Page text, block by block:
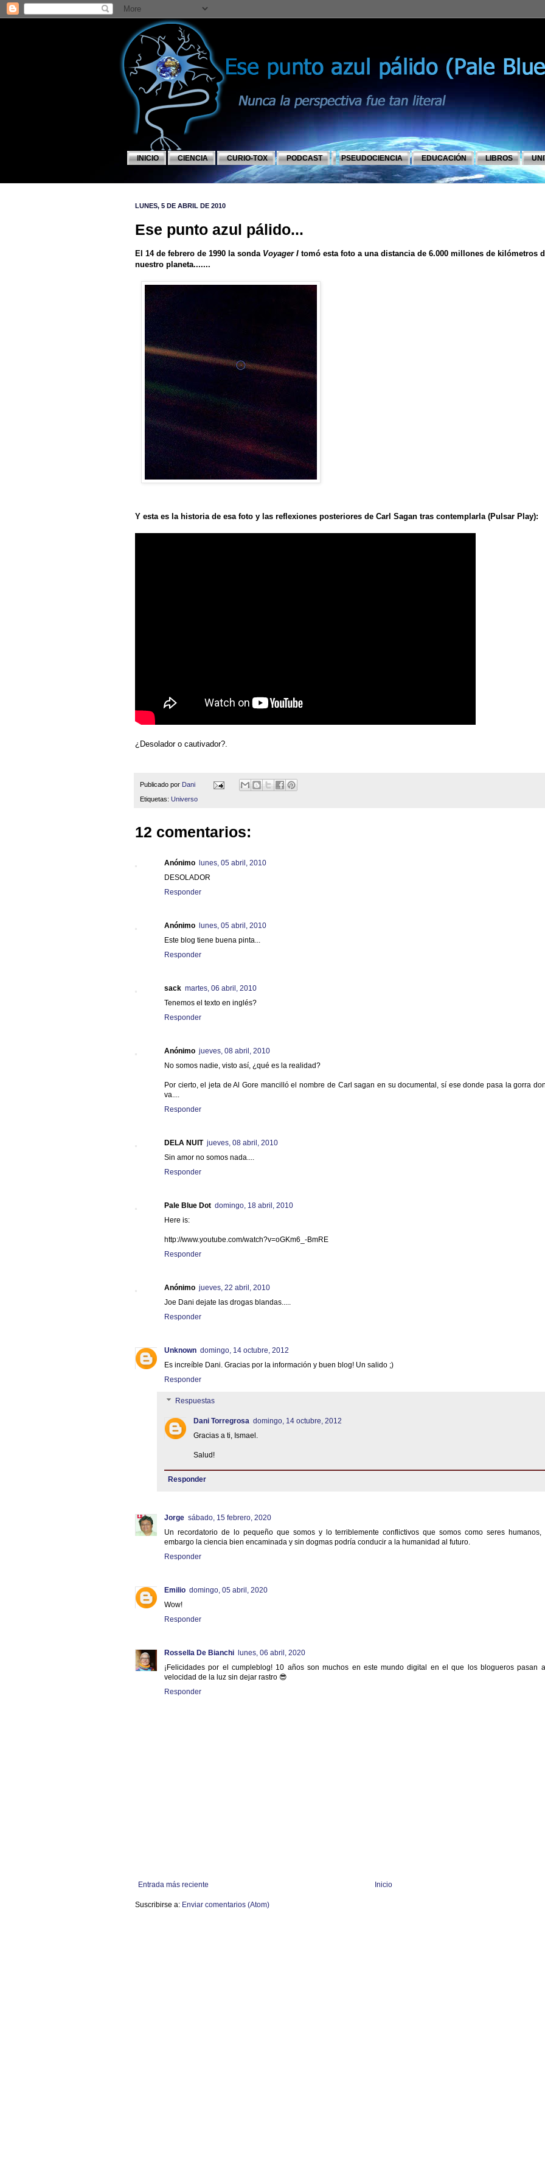
INICIO CIENCIA CURIO-TOX PODCAST PSEUDOCIENCIA EDUCACIÓN LIBROS
LUNES, 5 DE ABRIL DE 2010
Ese punto azul pálido...
El 14 de febrero de 1990 la sonda Voyager I tomó esta foto a una distancia de 6.000 millones de kilómetros
nuestro planeta.......
Y esta es la historia de esa foto y las reflexiones posteriores de Carl Sagan tras contemplarla (Pulsar Play):
¿Desolador o cautivador?.
Publicado por Dani
Etiquetas: Universo
12 comentarios:
Anónimo
lunes, 05 abril, 2010
DESOLADOR
Responder
Anónimo
lunes, 05 abril, 2010
Este blog tiene buena pinta...
Responder
sack martes, 06 abril, 2010
Tenemos el texto en inglés?
Responder
Anónimo jueves, 08 abril, 2010
No somos nadie, visto así, ¿qué es la realidad?
Por cierto, el jeta de Al Gore mancilló el nombre de Carl sagan en su documental, sí ese donde pasa la gorra
va....
Responder
DELA NUIT jueves, 08 abril, 2010
Sin amor no somos nada....
Responder
Pale Blue Dot domingo, 18 abril, 2010
Here is:
http://www.youtube.com/watch?v=oGKm6_-BmRE
Responder
Anónimo jueves, 22 abril, 2010
Joe Dani dejate las drogas blandas.....
Responder
Unknown domingo, 14 octubre, 2012
Es increíble Dani. Gracias por la información y buen blog! Un salido ;)
Responder
Respuestas
Dani Torregrosa domingo, 14 octubre, 2012
Gracias a ti, Ismael.
Salud!
Responder
Jorge sábado, 15 febrero, 2020
Un recordatorio de lo pequeño que somos y lo terriblemente conflictivos que somos como seres humanos,
embargo la ciencia bien encaminada y sin dogmas podría conducir a la humanidad al futuro.
Responder
Emilio domingo, 05 abril, 2020
Wow!
Responder
Rossella De Bianchi lunes, 06 abril, 2020
¡Felicidades por el cumpleblog! 10 años son muchos en este mundo digital en el que los blogueros pasan
velocidad de la luz sin dejar rastro 😎
Responder
Entrada más reciente Inicio
Suscribirse a: Enviar comentarios (Atom)